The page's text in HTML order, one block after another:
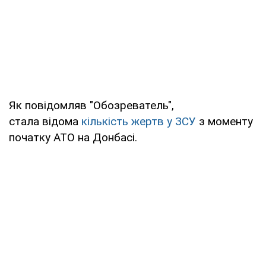
Як повідомляв "Обозреватель",
стала відома кількість жертв у ЗСУ з моменту
початку АТО на Донбасі.